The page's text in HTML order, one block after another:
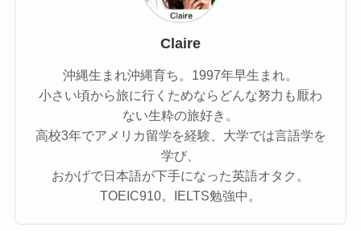
Claire
沖縄生まれ沖縄育ち。1997年早生まれ。
小さい頃から旅に行くためならどんな努力も厭わ
ない生粋の旅好き。
高校3年でアメリカ留学を経験、大学では言語学を
学び、
おかげで日本語が下手になった英語オタク。
TOEIC910。IELTS勉強中。